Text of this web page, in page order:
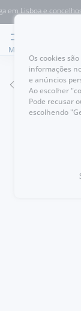
Lisboa e concelhos
MENU
VOLTAR
Os cookies
informações
e anúncios
Ao escolher
Pode recusar
escolhendo